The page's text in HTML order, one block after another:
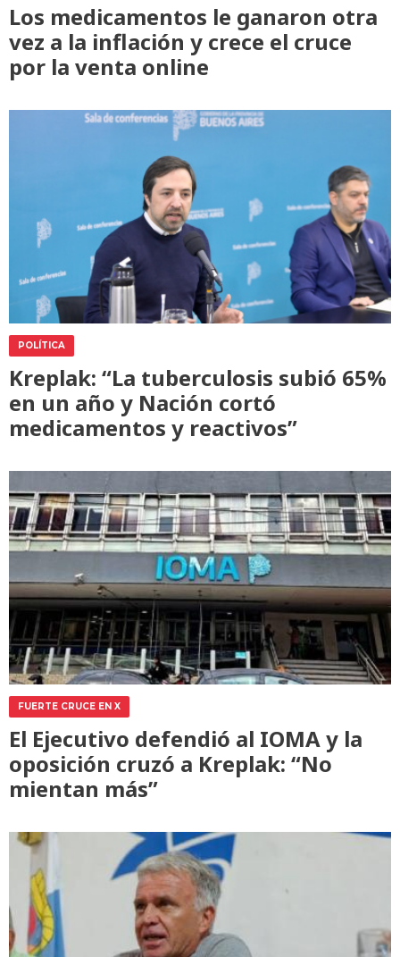
Los medicamentos le ganaron otra
vez a la inflación y crece el cruce
por la venta online
POLÍTICA
Kreplak: “La tuberculosis subió 65%
en un año y Nación cortó
medicamentos y reactivos”
FUERTE CRUCE EN X
El Ejecutivo defendió al IOMA y la
oposición cruzó a Kreplak: “No
mientan más”